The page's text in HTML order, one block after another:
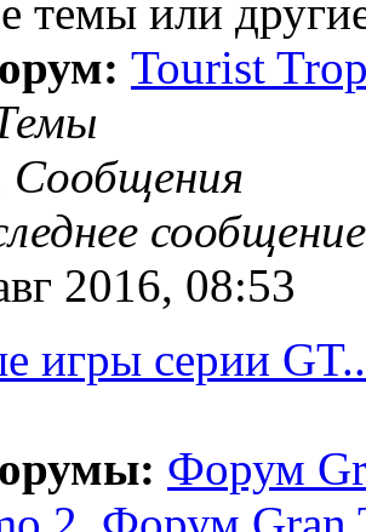
темы или
Tourist
Сообщения
сообщение
2016, 08:53
игры серии
Форум